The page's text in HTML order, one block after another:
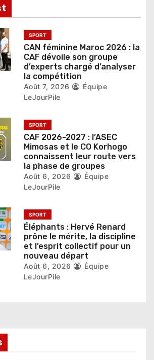
SPORT
CAN féminine Maroc 2026 : la
CAF dévoile son groupe
d’experts chargé d’analyser
la compétition
Août 7, 2026
Équipe
LeJourPile
SPORT
CAF 2026-2027 : l’ASEC
Mimosas et le CO Korhogo
connaissent leur route vers
la phase de groupes
Août 6, 2026
Équipe
LeJourPile
SPORT
Éléphants : Hervé Renard
prône le mérite, la discipline
et l’esprit collectif pour un
nouveau départ
Août 6, 2026
Équipe
LeJourPile